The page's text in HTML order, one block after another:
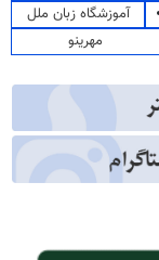
آموزشگاه زبان ملل
مهرینو